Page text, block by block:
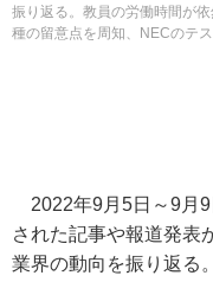
振り返る。教員の労働時間が
種の留意点を周知、NECのテ
2022年9月5日～9月9
された記事や報道発表
業界の動向を振り返る